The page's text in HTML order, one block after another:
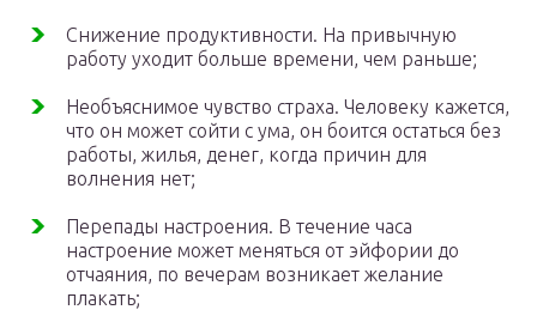
Снижение продуктивности. На привычную
работу уходит больше времени, чем раньше;
Необъяснимое чувство страха. Человеку кажется,
что он может сойти с ума, он боится остаться без
работы, жилья, денег, когда причин для
волнения нет;
Перепады настроения. В течение часа
настроение может меняться от эйфории до
отчаяния, по вечерам возникает желание
плакать;